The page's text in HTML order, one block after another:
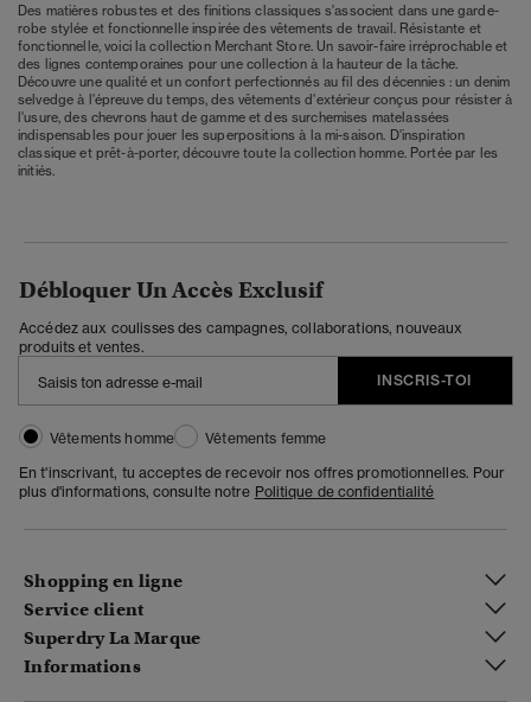
Des matières robustes et des finitions classiques s'associent dans une garde-
robe stylée et fonctionnelle inspirée des vêtements de travail. Résistante et
fonctionnelle, voici la collection Merchant Store. Un savoir-faire irréprochable et
des lignes contemporaines pour une collection à la hauteur de la tâche.
Découvre une qualité et un confort perfectionnés au fil des décennies : un denim
selvedge à l'épreuve du temps, des vêtements d'extérieur conçus pour résister à
l'usure, des chevrons haut de gamme et des surchemises matelassées
indispensables pour jouer les superpositions à la mi-saison. D'inspiration
classique et prêt-à-porter, découvre toute la collection homme. Portée par les
initiés.
Débloquer Un Accès Exclusif
Accédez aux coulisses des campagnes, collaborations, nouveaux
produits et ventes.
INSCRIS-TOI
Vêtements homme
Vêtements femme
En t'inscrivant, tu acceptes de recevoir nos offres promotionnelles. Pour
plus d'informations, consulte notre Politique de confidentialité
Shopping en ligne
Service client
Superdry La Marque
Informations